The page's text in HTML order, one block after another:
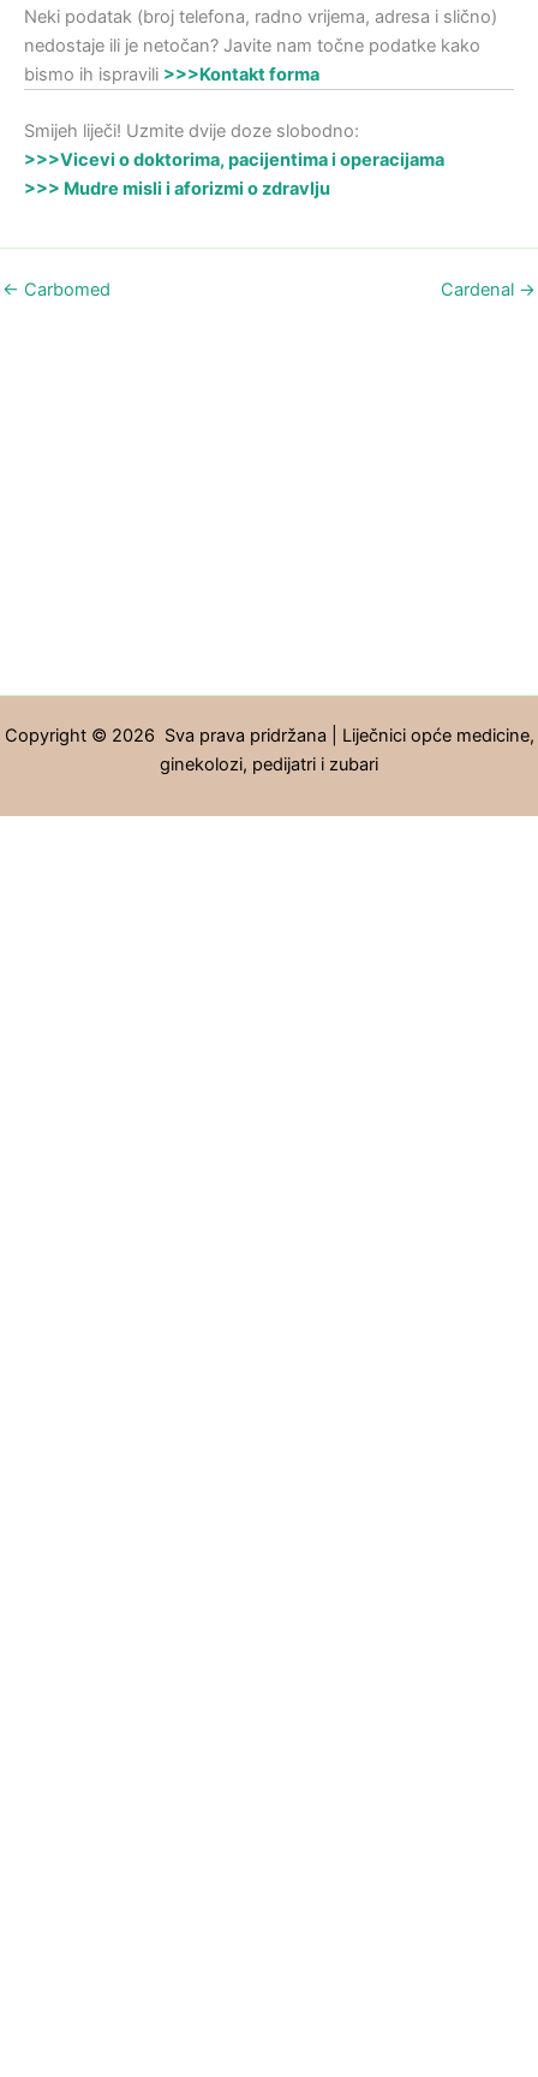
Neki podatak (broj telefona, radno vrijema, adresa i slično)
nedostaje ili je netočan? Javite nam točne podatke kako
bismo ih ispravili >>>Kontakt forma
Smijeh liječi! Uzmite dvije doze slobodno:
>>>Vicevi o doktorima, pacijentima i operacijama
>>> Mudre misli i aforizmi o zdravlju
← Carbomed Cardenal →
Copyright © 2026 Sva prava pridržana | Liječnici opće medicine,
ginekolozi, pedijatri i zubari